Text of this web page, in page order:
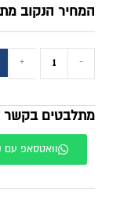
המחיר הנקוב
-
+
מתלבטים בקשר
וואטסאפ עם